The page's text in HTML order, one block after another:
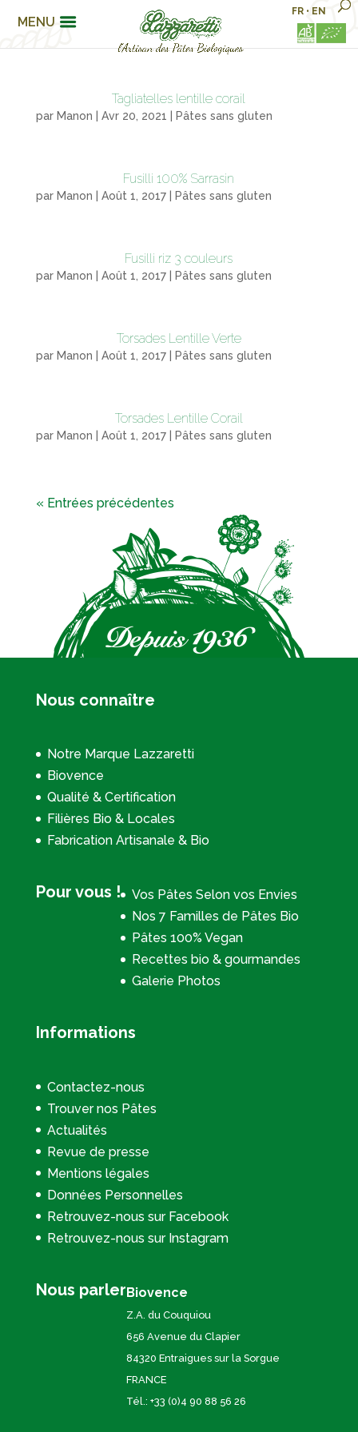
MENU
FR • EN
Tagliatelles lentille corail
par Manon Avr 20, 2021 Pâtes sans gluten
Fusilli 100% Sarrasin
par Manon Août 1, 2017| Pâtes sans gluten
Fusilli riz 3 couleurs
par Manon Août 1, 2017| Pâtes sans gluten
Torsades Lentille Verte
par Manon Août 1, 2017| Pâtes sans gluten
Torsades Lentille Corail
par Manon Août 1, 2017| Pâtes sans gluten
« Entrées précédentes
Nous connaître
Notre Marque Lazzaretti
Biovence
Qualité & Certification
Filières Bio & Locales
Fabrication Artisanale & Bio
Pour vous !
Vos Pâtes Selon vos Envies
Nos 7 Familles de Pâtes Bio
Pâtes 100% Vegan
Recettes bio & gourmandes
Galerie Photos
Informations
Contactez-nous
Trouver nos Pâtes
Actualités
Revue de presse
Mentions légales
Données Personnelles
Retrouvez-nous sur Facebook
Retrouvez-nous sur Instagram
Nous parlerBiovence
Z.A. du Couquiou
656 Avenue du Clapier
84320 Entraigues sur la Sorgue
FRANCE
Tél.: +33 (0)4 90 88 56 26